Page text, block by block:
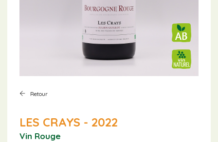
Retour
LES CRAYS - 2022
Vin Rouge